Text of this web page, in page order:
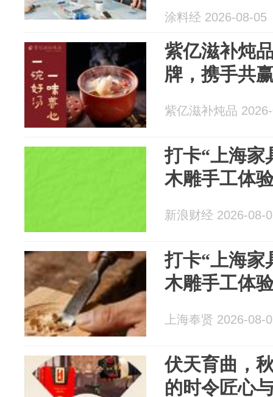
涂料经 2026-08-05
紫亿滋补炖
牌，携手共
紫亿滋补炖品
打卡“上海家
木雕手工体
新浪财经 2026-08-
打卡“上海家
木雕手工体
上海奉贤 2026-08-
伏天育曲，
的时令匠心